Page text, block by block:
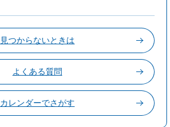
見つからないときは
よくある質問
カレンダーでさがす